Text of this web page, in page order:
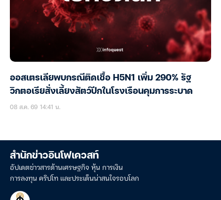
ออสเตรเลียพบกรณีติดเชื้อ H5N1 เพิ่ม 290% รัฐ
วิกตอเรียสั่งเลี้ยงสัตว์ปีกในโรงเรือนคุมการระบาด
08 ส.ค. 69 14:41 น.
สำนักข่าวอินโฟเควสท์
อัปเดตข่าวสารด้านเศรษฐกิจ หุ้น การเงิน
การลงทุน คริปโท และประเด็นน่าสนใจรอบโลก